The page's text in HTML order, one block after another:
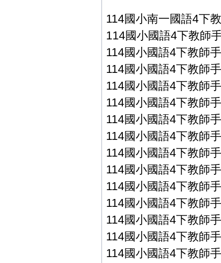
114國小南一國語4下
114國小國語4下教師
114國小國語4下教師
114國小國語4下教師
114國小國語4下教師
114國小國語4下教師
114國小國語4下教師
114國小國語4下教師
114國小國語4下教師
114國小國語4下教師
114國小國語4下教師
114國小國語4下教師
114國小國語4下教師
114國小國語4下教師
114國小國語4下教師